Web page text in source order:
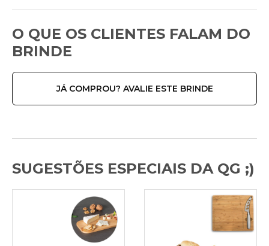
O QUE OS CLIENTES FALAM DO
BRINDE
JÁ COMPROU? AVALIE ESTE BRINDE
SUGESTÕES ESPECIAIS DA QG ;)